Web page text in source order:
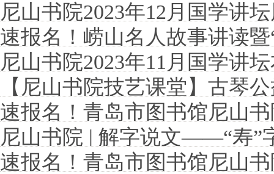
啦！
尼山书院2023年12月国学讲
速报名！崂山名人故事讲读
加！
尼山书院2023年11月国学讲
【尼山书院技艺课堂】古琴
速报名！青岛市图书馆尼山
期开课啦！
尼山书院 | 解字说文——“寿”
速报名！青岛市图书馆尼山